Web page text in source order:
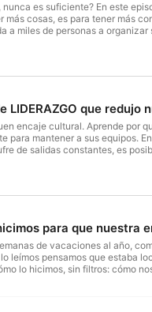
es suficiente? En este
cosas, es para tener más
a miles de personas a
"fondo money": el
llega, este episodio es para
en la descripción / link en
claridad y te llevamos de la
que redujo
encaje cultural. Aprende por
para mantener a sus equipos.
de salidas constantes, es
la vision de tu
vsl-mdv⁠
para que nuestra
de vacaciones al año,
pensamos que estaba
lo hicimos, sin filtros: cómo
y por qué solo el 2% de